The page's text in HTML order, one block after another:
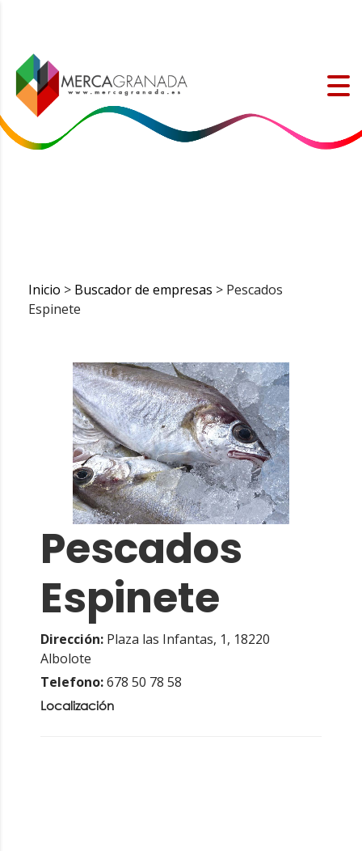
Inicio > Buscador de empresas > Pescados
Espinete
Pescados
Espinete
Dirección: Plaza las Infantas, 1, 18220
Albolote
Telefono:678 50 78 58
Localización